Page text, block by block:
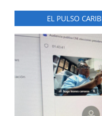
EL PULSO